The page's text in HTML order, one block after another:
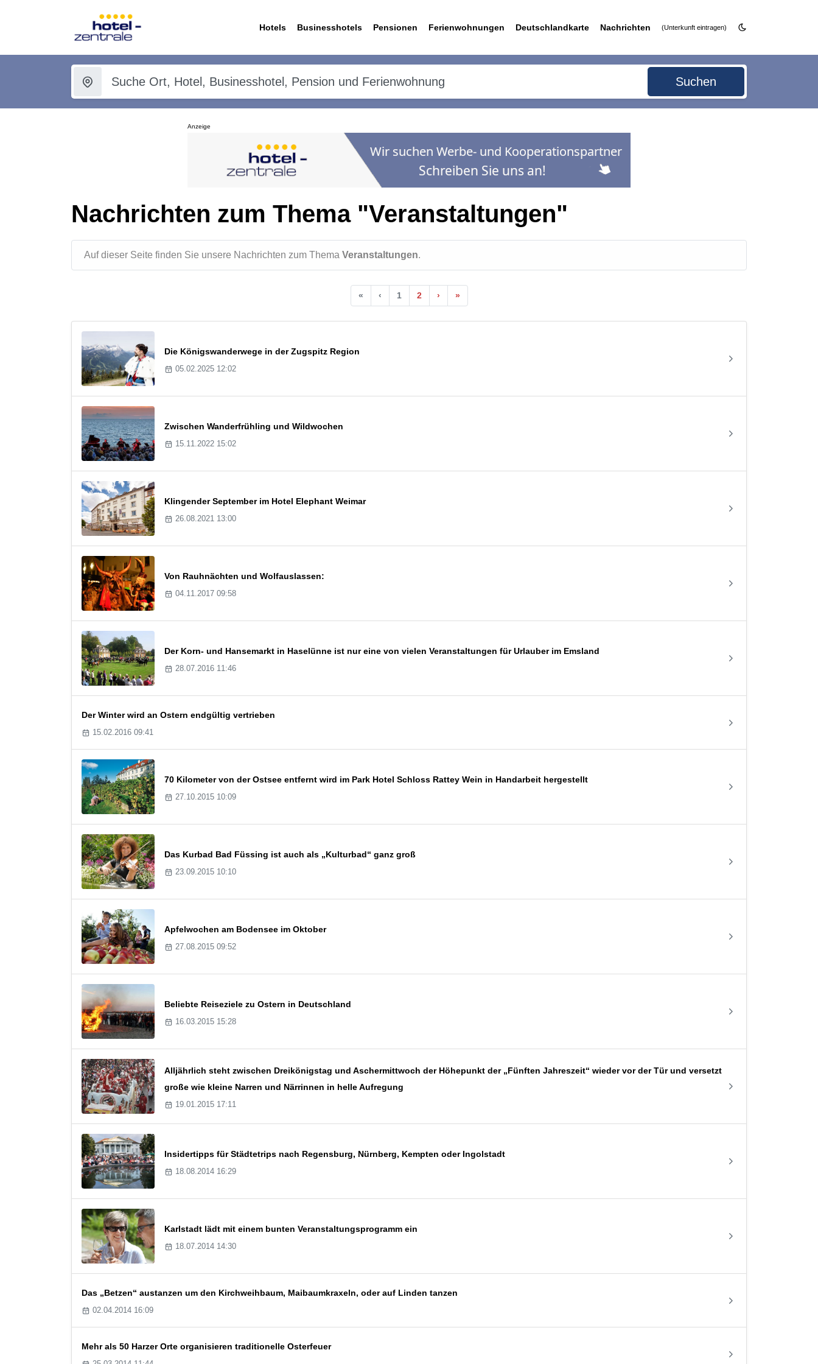
Hotels Businesshotels Pensionen Ferienwohnungen Deutschlandkarte Nachrichten (Unterkunft eintragen)
Suchen
Anzeige
Nachrichten zum Thema "Veranstaltungen"
Auf dieser Seite finden Sie unsere Nachrichten zum Thema Veranstaltungen.
« ‹ 1 2 › »
Die Königswanderwege in der Zugspitz Region
05.02.2025 12:02
Zwischen Wanderfrühling und Wildwochen
15.11.2022 15:02
Klingender September im Hotel Elephant Weimar
26.08.2021 13:00
Von Rauhnächten und Wolfauslassen:
04.11.2017 09:58
Der Korn- und Hansemarkt in Haselünne ist nur eine von vielen Veranstaltungen für Urlauber im Emsland
28.07.2016 11:46
Der Winter wird an Ostern endgültig vertrieben
15.02.2016 09:41
70 Kilometer von der Ostsee entfernt wird im Park Hotel Schloss Rattey Wein in Handarbeit hergestellt
27.10.2015 10:09
Das Kurbad Bad Füssing ist auch als „Kulturbad“ ganz groß
23.09.2015 10:10
Apfelwochen am Bodensee im Oktober
27.08.2015 09:52
Beliebte Reiseziele zu Ostern in Deutschland
16.03.2015 15:28
Alljährlich steht zwischen Dreikönigstag und Aschermittwoch der Höhepunkt der „Fünften Jahreszeit“ wieder vor der Tür und versetzt
große wie kleine Narren und Närrinnen in helle Aufregung
19.01.2015 17:11
Insidertipps für Städtetrips nach Regensburg, Nürnberg, Kempten oder Ingolstadt
18.08.2014 16:29
Karlstadt lädt mit einem bunten Veranstaltungsprogramm ein
18.07.2014 14:30
Das „Betzen“ austanzen um den Kirchweihbaum, Maibaumkraxeln, oder auf Linden tanzen
02.04.2014 16:09
Mehr als 50 Harzer Orte organisieren traditionelle Osterfeuer